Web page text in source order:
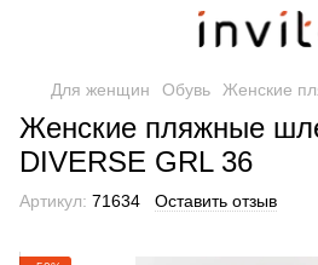
Для женщин Обувь Женские
Женские пляжные
DIVERSE GRL 36
Артикул: 71634 Оставить отзыв